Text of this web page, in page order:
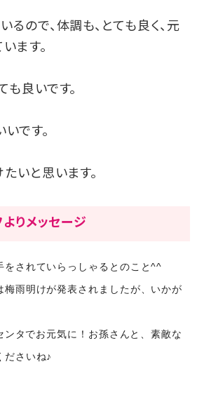
るので、体調も、とても良く、元
ます。
も良いです。
です。
いと思います。
りメッセージ
をされていらっしゃるとのこと^^
梅雨明けが発表されましたが、いかが
タでお元気に！お孫さんと、素敵な
ださいね♪